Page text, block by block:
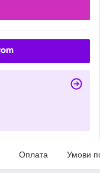
Оплата Умови